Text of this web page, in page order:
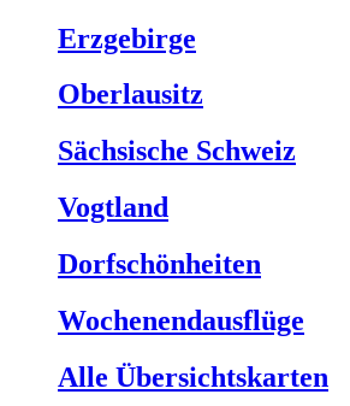
Erzgebirge
Oberlausitz
Sächsische Schweiz
Vogtland
Dorfschönheiten
Wochenendausflüge
Alle Übersichtskarten